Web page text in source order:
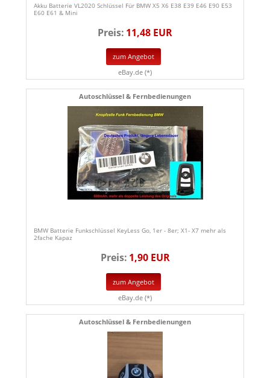
Akku Batterie VL2020 Schlüssel Für BMW X5 X6 E38 E39 E46 E90 E53
E60 E61 & Mini
Preis: 11,48 EUR
zum Angebot
eBay.de (*)
Autoschlüssel & Fernbedienungen
BMW Batterie Funkschlüssel KeyLess Go, 1er - 8er; X1- X7 mehr als
2fache Kapaz
Preis: 1,90 EUR
zum Angebot
eBay.de (*)
Autoschlüssel & Fernbedienungen